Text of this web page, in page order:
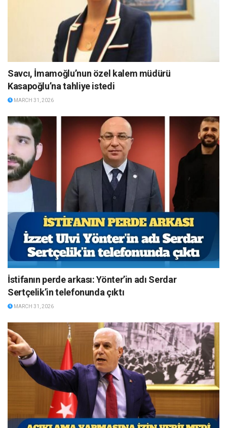
Savcı, İmamoğlu’nun özel kalem müdürü
Kasapoğlu’na tahliye istedi
MARCH 31, 2026
İstifanın perde arkası: Yönter’in adı Serdar
Sertçelik’in telefonunda çıktı
MARCH 31, 2026